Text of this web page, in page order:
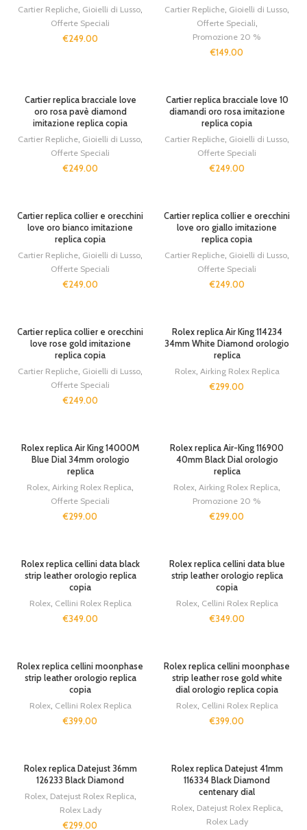
Cartier Repliche, Gioielli di Lusso,
Offerte Speciali
€249.00
Cartier Repliche, Gioielli di Lusso,
Offerte Speciali,
Promozione 20 %
€149.00
Cartier replica bracciale love
oro rosa pavè diamond
imitazione replica copia
Cartier Repliche, Gioielli di Lusso,
Offerte Speciali
€249.00
Cartier replica bracciale love 10
diamandi oro rosa imitazione
replica copia
Cartier Repliche, Gioielli di Lusso,
Offerte Speciali
€249.00
Cartier replica collier e orecchini
love oro bianco imitazione
replica copia
Cartier Repliche, Gioielli di Lusso,
Offerte Speciali
€249.00
Cartier replica collier e orecchini
love oro giallo imitazione
replica copia
Cartier Repliche, Gioielli di Lusso,
Offerte Speciali
€249.00
Cartier replica collier e orecchini
love rose gold imitazione
replica copia
Cartier Repliche, Gioielli di Lusso,
Offerte Speciali
€249.00
Rolex replica Air King 114234
34mm White Diamond orologio
replica
Rolex, Airking Rolex Replica
€299.00
Rolex replica Air King 14000M
Blue Dial 34mm orologio
replica
Rolex, Airking Rolex Replica,
Offerte Speciali
€299.00
Rolex replica Air-King 116900
40mm Black Dial orologio
replica
Rolex, Airking Rolex Replica,
Promozione 20 %
€299.00
Rolex replica cellini data black
strip leather orologio replica
copia
Rolex, Cellini Rolex Replica
€349.00
Rolex replica cellini data blue
strip leather orologio replica
copia
Rolex, Cellini Rolex Replica
€349.00
Rolex replica cellini moonphase
strip leather orologio replica
copia
Rolex, Cellini Rolex Replica
€399.00
Rolex replica cellini moonphase
strip leather rose gold white
dial orologio replica copia
Rolex, Cellini Rolex Replica
€399.00
Rolex replica Datejust 36mm
126233 Black Diamond
Rolex, Datejust Rolex Replica,
Rolex Lady
€299.00
Rolex replica Datejust 41mm
116334 Black Diamond
centenary dial
Rolex, Datejust Rolex Replica,
Rolex Lady